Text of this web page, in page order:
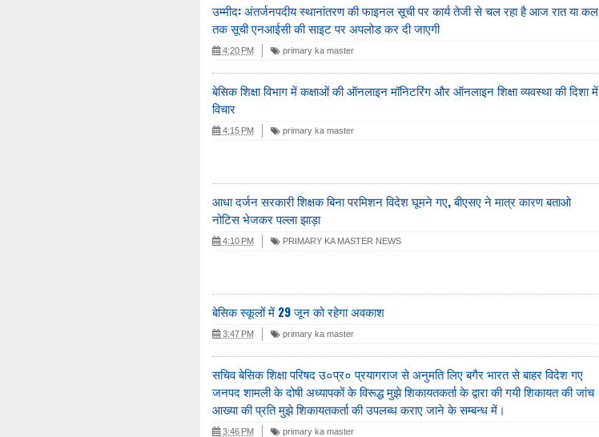
उम्मीद: अंतर्जनपदीय स्थानांतरण की फाइनल सूची पर कार्य तेजी से चल रहा है आज रात या कल
तक सूची एनआईसी की साइट पर अपलोड कर दी जाएगी
4:20 PM primary ka master
बेसिक शिक्षा विभाग में कक्षाओं की ऑनलाइन मॉनिटरिंग और ऑनलाइन शिक्षा व्यवस्था की दिशा में
विचार
4:15 PM primary ka master
आधा दर्जन सरकारी शिक्षक बिना परमिशन विदेश घूमने गए, बीएसए ने मात्र कारण बताओ
नोटिस भेजकर पल्ला झाड़ा
4:10 PM PRIMARY KA MASTER NEWS
बेसिक स्कूलों में 29 जून को रहेगा अवकाश
3:47 PM primary ka master
सचिव बेसिक शिक्षा परिषद उ०प्र० प्रयागराज से अनुमति लिए बगैर भारत से बाहर विदेश गए
जनपद शामली के दोषी अध्यापकों के विरूद्ध मुझे शिकायतकर्ता के द्वारा की गयी शिकायत की जांच
आख्या की प्रति मुझे शिकायतकर्ता की उपलब्ध कराए जाने के सम्बन्ध में।
3:46 PM primary ka master